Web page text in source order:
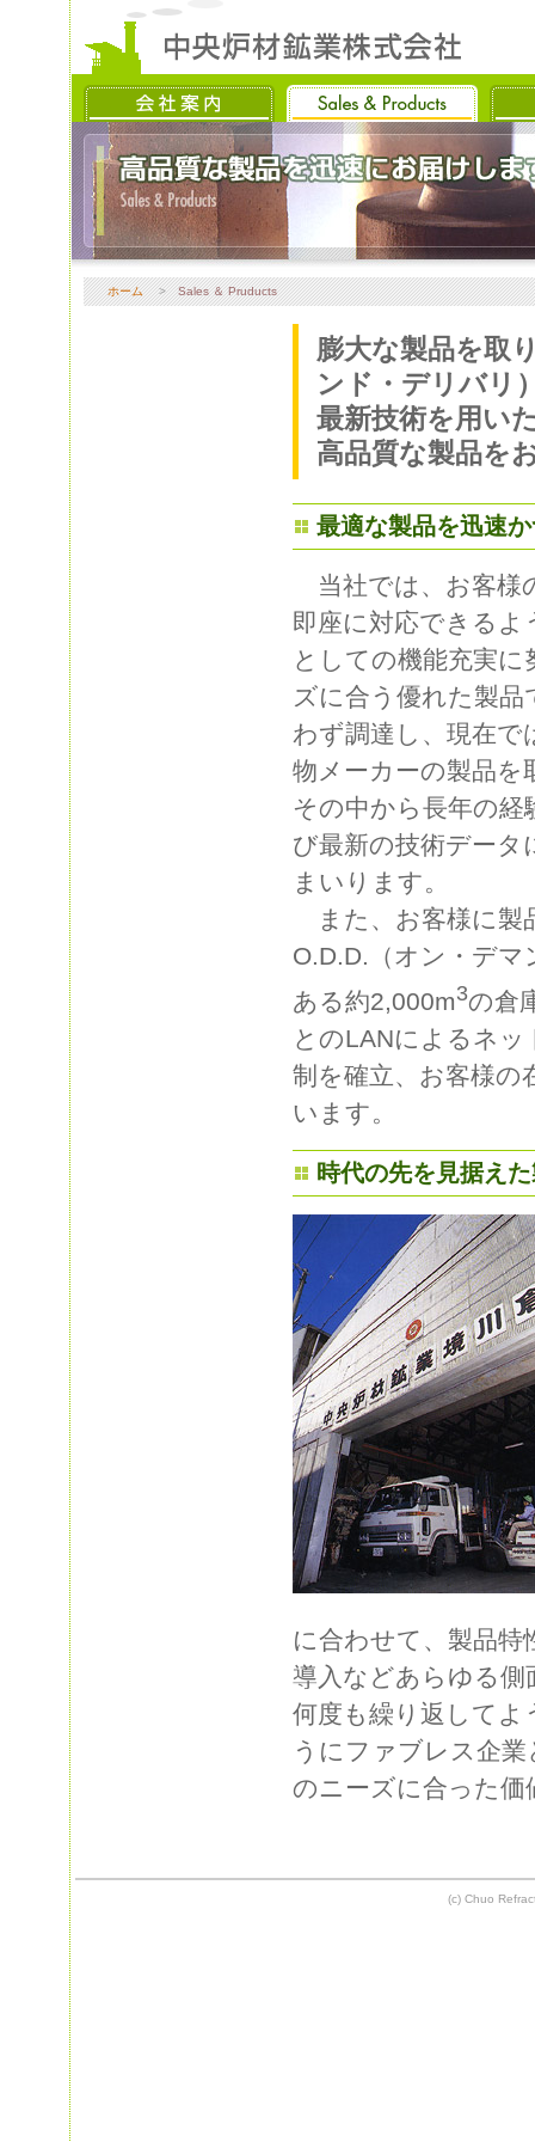
ホーム > Sales ＆ Pruducts
膨大な製品を取
ンド・デリバリ
最新技術を用い
高品質な製品を
最適な製品を迅速
当社では、お客様
即座に対応できるよ
としての機能充実
ズに合う優れた製
わず調達し、現在で
物メーカーの製品を
その中から長年の
び最新の技術データ
まいります。
また、お客様に製
O.D.D.（オン・デ
ある約2,000m3の倉
とのLANによるネ
制を確立、お客様の
います。
時代の先を見据え
に合わせて、製品特
導入などあらゆる側
何度も繰り返して
うにファブレス企
のニーズに合った
(c) Chuo